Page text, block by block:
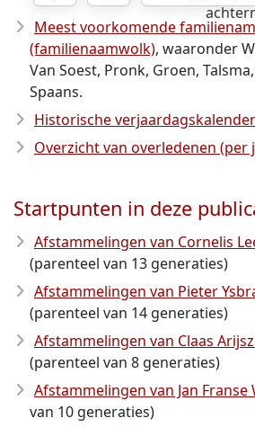
Meest voorkomende
(familienaamwolk), waaronder
Van Soest, Pronk, Groen,
Spaans.
Historische verjaardagskalender
Overzicht van overledenen (per
Startpunten in deze
Afstammelingen van Cornelis
(parenteel van 13 generaties)
Afstammelingen van Pieter
(parenteel van 14 generaties)
Afstammelingen van Claas
(parenteel van 8 generaties)
Afstammelingen van Jan Franse
van 10 generaties)